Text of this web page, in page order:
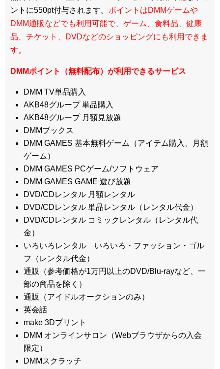
ントに550pt付与されます。 ポイントはDMMゲームや
DMM通販などでも利用可能で、ゲーム、食料品、健康
品、チケット、DVDなどのショッピングにも利用できま
す。
DMMポイント（無料配布）が利用できるサービス
DMM TV単品購入
AKB48グループ 単品購入
AKB48グループ 月額見放題
DMMブックス
DMM GAMES 基本無料ゲーム（アイテム購入、月額
ゲーム）
DMM GAMES PCゲーム/ソフトウェア
DMM GAMES GAME 遊び放題
DVD/CDレンタル 月額レンタル
DVD/CDレンタル 単品レンタル（レンタル代金）
DVD/CDレンタル コミックレンタル（レンタル代
金）
いろいろレンタル いろいろ・ファッション・ゴル
フ（レンタル代金）
通販（参考価格が1万円以上のDVD/Blu-rayなど、一
部の商品を除く）
通販（アイドルオークションのみ）
英会話
make 3Dプリント
DMM オンラインサロン（Webブラウザからの入会
限定）
DMMスクラッチ